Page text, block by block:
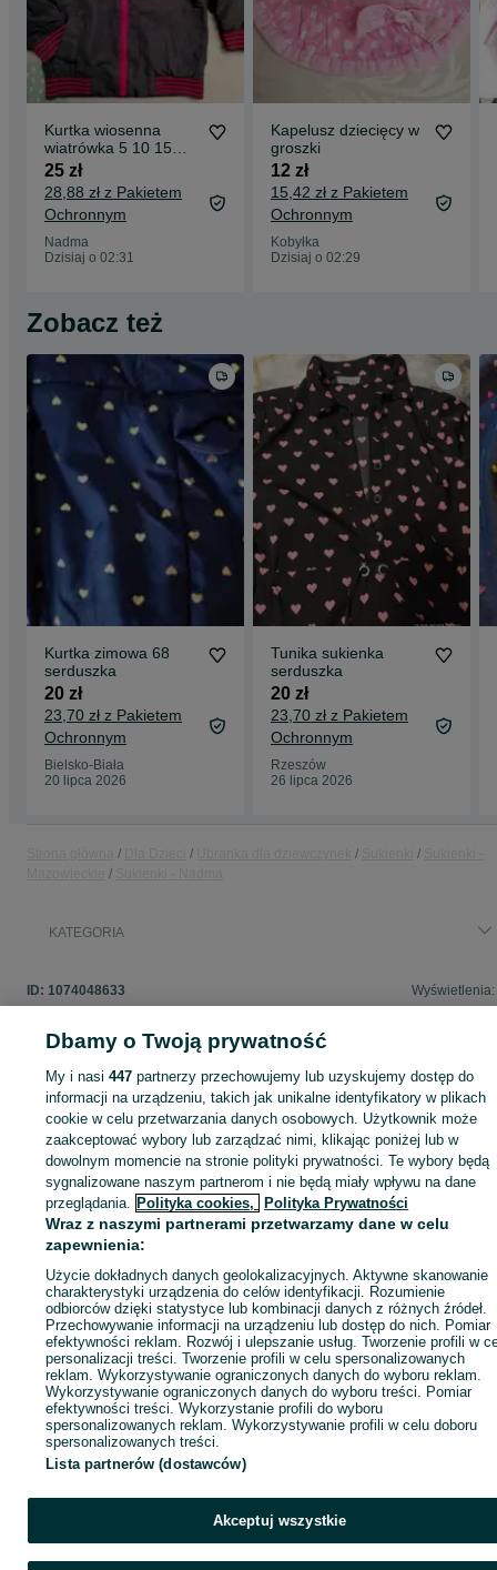
Kurtka wiosenna
wiatrówka 5 10 15
rozmiar 98 plus
czapka zestaw jak no
25 zł
28,88 zł z Pakietem
Ochronnym
Nadma
Dzisiaj o 02:31
Kapelusz dziecięcy w
groszki
12 zł
15,42 zł z Pakietem
Ochronnym
Kobyłka
Dzisiaj o 02:29
Zobacz też
Kurtka zimowa 68
serduszka
20 zł
23,70 zł z Pakietem
Ochronnym
Bielsko-Biała
20 lipca 2026
Tunika sukienka
serduszka
20 zł
23,70 zł z Pakietem
Ochronnym
Rzeszów
26 lipca 2026
KATEGORIA
ID: 1074048633 Wyświetlenia:
Zaloguj się lub załóż konto na OLX, aby skontaktować się z
sprzedającym
Zaloguj się / Załóż konto
Dbamy o Twoją prywatność
My i nasi447 partnerzy przechowujemy lub uzyskujemy dostęp do
informacji na urządzeniu, takich jak unikalne identyfikatory w plikach
cookie w celu przetwarzania danych osobowych. Użytkownik może
zaakceptować wybory lub zarządzać nimi, klikając poniżej lub w
dowolnym momencie na stronie polityki prywatności. Te wybory będą
sygnalizowane naszym partnerom i nie będą miały wpływu na dane
przeglądania. Polityka cookies, Polityka Prywatności
Wraz z naszymi partnerami przetwarzamy dane w celu
zapewnienia:
Użycie dokładnych danych geolokalizacyjnych. Aktywne skanowanie
charakterystyki urządzenia do celów identyfikacji. Rozumienie
odbiorców dzięki statystyce lub kombinacji danych z różnych źródeł.
Przechowywanie informacji na urządzeniu lub dostęp do nich. Pomiar
efektywności reklam. Rozwój i ulepszanie usług. Tworzenie profili w
personalizacji treści. Tworzenie profili w celu spersonalizowanych
reklam. Wykorzystywanie ograniczonych danych do wyboru reklam.
Wykorzystywanie ograniczonych danych do wyboru treści. Pomiar
efektywności treści. Wykorzystanie profili do wyboru
spersonalizowanych reklam. Wykorzystywanie profili w celu doboru
spersonalizowanych treści.
Lista partnerów (dostawców)
Akceptuj wszystkie